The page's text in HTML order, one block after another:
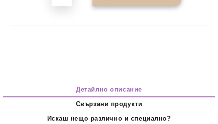
Детайлно описание
Свързани продукти
Искаш нещо различно и специално?